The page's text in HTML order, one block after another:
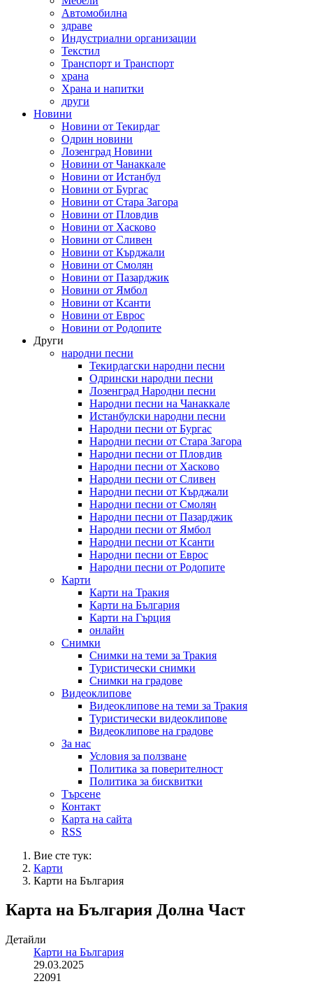
Автомобилна
здраве
Индустриални организации
Текстил
Транспорт и Транспорт
храна
Храна и напитки
други
Новини
Новини от Текирдаг
Одрин новини
Лозенград Новини
Новини от Чанаккале
Новини от Истанбул
Новини от Бургас
Новини от Стара Загора
Новини от Пловдив
Новини от Хасково
Новини от Сливен
Новини от Кърджали
Новини от Смолян
Новини от Пазарджик
Новини от Ямбол
Новини от Ксанти
Новини от Еврос
Новини от Родопите
Други
народни песни
Текирдагски народни песни
Одрински народни песни
Лозенград Народни песни
Народни песни на Чанаккале
Истанбулски народни песни
Народни песни от Бургас
Народни песни от Стара Загора
Народни песни от Пловдив
Народни песни от Хасково
Народни песни от Сливен
Народни песни от Кърджали
Народни песни от Смолян
Народни песни от Пазарджик
Народни песни от Ямбол
Народни песни от Ксанти
Народни песни от Еврос
Народни песни от Родопите
Карти
Карти на Тракия
Карти на България
Карти на Гърция
онлайн
Снимки
Снимки на теми за Тракия
Туристически снимки
Снимки на градове
Видеоклипове
Видеоклипове на теми за Тракия
Туристически видеоклипове
Видеоклипове на градове
За нас
Условия за ползване
Политика за поверителност
Политика за бисквитки
Търсене
Контакт
Карта на сайта
RSS
Вие сте тук:
Карти
Карти на България
Карта на България Долна Част
Детайли
Карти на България
29.03.2025
22091